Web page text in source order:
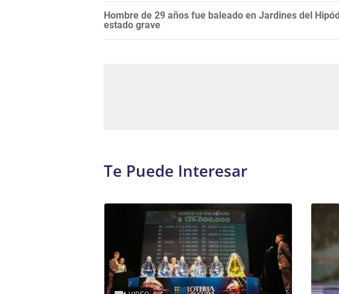
Hombre de 29 años fue baleado en Jardines del
estado grave
Te Puede Interesar